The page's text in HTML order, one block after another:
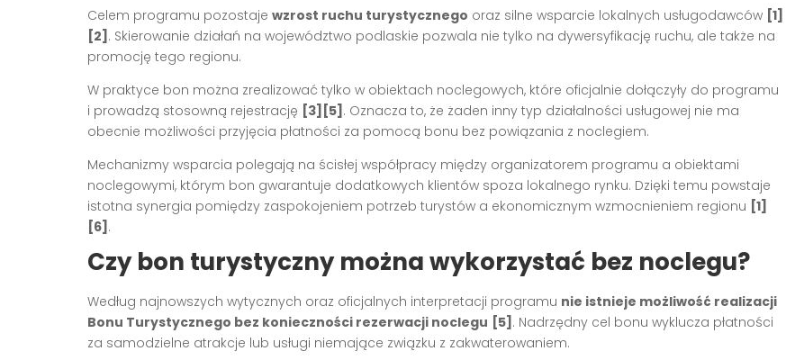
Celem programu pozostaje wzrost ruchu turystycznego oraz silne wsparcie lokalnych usługodawców [1]
[2] . Skierowanie działań na województwo podlaskie pozwala nie tylko na dywersyfikację ruchu, ale także na
promocję tego regionu.
W praktyce bon można zrealizować tylko w obiektach noclegowych, które oficjalnie dołączyły do programu
i prowadzą stosowną rejestrację [3][5] . Oznacza to, że żaden inny typ działalności usługowej nie ma
obecnie możliwości przyjęcia płatności za pomocą bonu bez powiązania z noclegiem.
Mechanizmy wsparcia polegają na ścisłej współpracy między organizatorem programu a obiektami
noclegowymi, którym bon gwarantuje dodatkowych klientów spoza lokalnego rynku. Dzięki temu powstaje
istotna synergia pomiędzy zaspokojeniem potrzeb turystów a ekonomicznym wzmocnieniem regionu [1]
[6] .
Czy bon turystyczny można wykorzystać bez noclegu?
Według najnowszych wytycznych oraz oficjalnych interpretacji programu nie istnieje możliwość realizacji
Bonu Turystycznego bez konieczności rezerwacji noclegu [5] . Nadrzędny cel bonu wyklucza płatności
za samodzielne atrakcje lub usługi niemające związku z zakwaterowaniem.